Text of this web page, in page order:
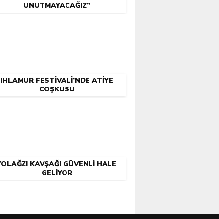
UNUTMAYACAĞIZ”
IHLAMUR FESTİVALİ’NDE ATİYE
COŞKUSU
KAVŞAĞI GÜVENLİ HALE
GELİYOR